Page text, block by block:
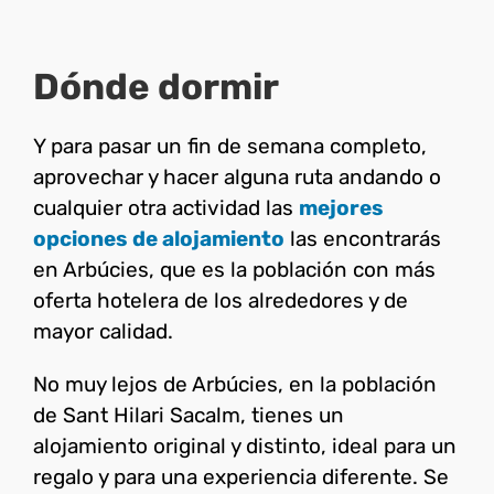
Dónde dormir
Y para pasar un fin de semana completo,
aprovechar y hacer alguna ruta andando o
cualquier otra actividad las mejores
opciones de alojamiento las encontrarás
en Arbúcies, que es la población con más
oferta hotelera de los alrededores y de
mayor calidad.
No muy lejos de Arbúcies, en la población
de Sant Hilari Sacalm, tienes un
alojamiento original y distinto, ideal para un
regalo y para una experiencia diferente. Se